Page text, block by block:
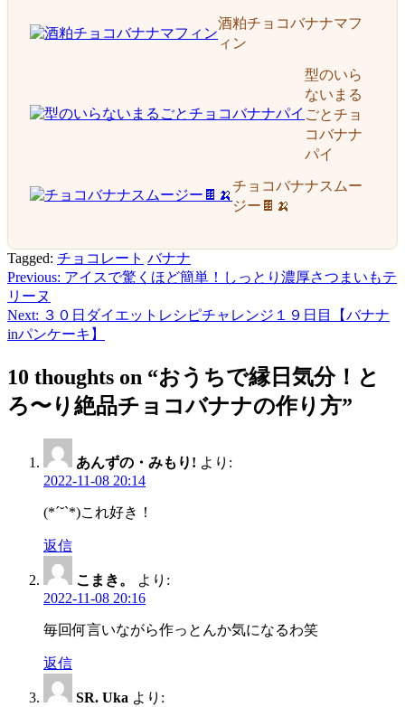
酒粕チョコバナナマフ
ィン
型のいら
ないまる
ごとチョ
コバナナ
パイ
チョコバナナスムー
ジー🍫🍌
Tagged: チョコレート バナナ
投
稿
ナ
ビ
ゲ
Previous: アイスで驚くほど簡単！しっとり濃厚さつまいもテ
リーヌ
Next: ３０日ダイエットレシピチャレンジ１９日目【バナナ
inパンケーキ】
10 thoughts on “おうちで縁日気分！と
ろ〜り絶品チョコバナナの作り方”
あんずの・みもり! より:
2022-11-08 20:14
(*ˊ˘ˋ*)これ好き！
返信
こまき。
より:
2022-11-08 20:16
毎回何言いながら作っとんか気になるわ笑
返信
SR. Uka より: